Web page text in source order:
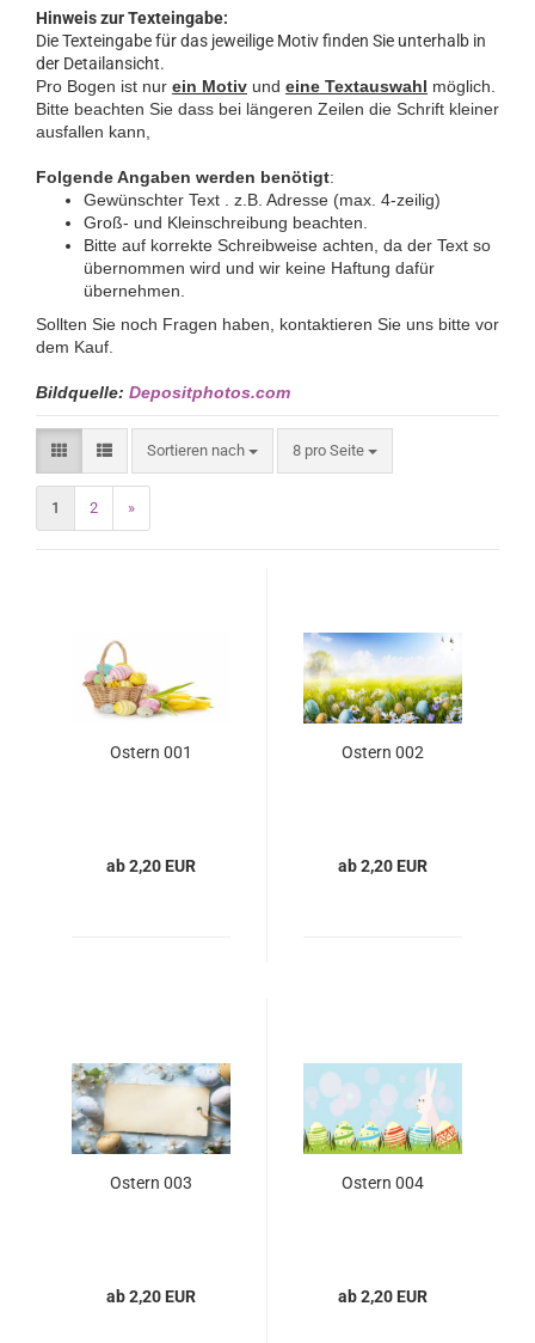
Hinweis zur Texteingabe:
Die Texteingabe für das jeweilige Motiv finden Sie unterhalb in
der Detailansicht.
Pro Bogen ist nur ein Motiv und eine Textauswahl möglich.
Bitte beachten Sie dass bei längeren Zeilen die Schrift kleiner
ausfallen kann,
Folgende Angaben werden benötigt:
Gewünschter Text . z.B. Adresse (max. 4-zeilig)
Groß- und Kleinschreibung beachten.
Bitte auf korrekte Schreibweise achten, da der Text so
übernommen wird und wir keine Haftung dafür
übernehmen.
Sollten Sie noch Fragen haben, kontaktieren Sie uns bitte vor
dem Kauf.
Bildquelle: Depositphotos.com
Sortieren nach 8 pro Seite
1 2 »
Ostern 001
ab 2,20 EUR
Ostern 002
ab 2,20 EUR
Ostern 003
ab 2,20 EUR
Ostern 004
ab 2,20 EUR